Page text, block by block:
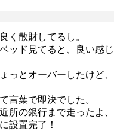
く散財してるし。
ッド見てると、良い感
っとオーバーしたけど
言葉で即決でした。
所の銀行まで走ったよ、
設置完了！